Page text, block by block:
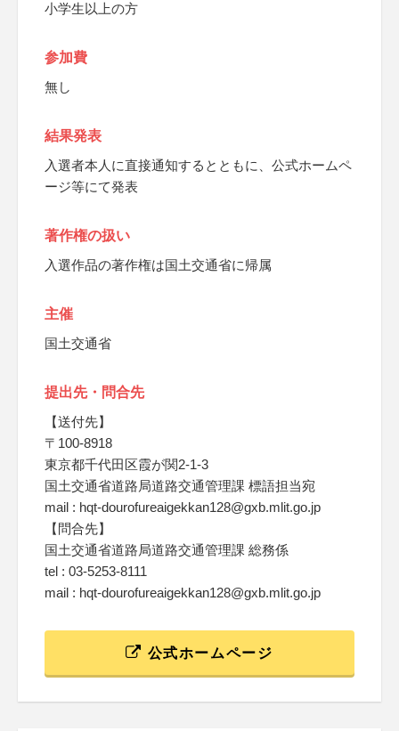
小学生以上の方
参加費
無し
結果発表
入選者本人に直接通知するとともに、公式ホームペ
ージ等にて発表
著作権の扱い
入選作品の著作権は国土交通省に帰属
主催
国土交通省
提出先・問合先
【送付先】
〒100-8918
東京都千代田区霞が関2-1-3
国土交通省道路局道路交通管理課 標語担当宛
mail : hqt-dourofureaigekkan128@gxb.mlit.go.jp
【問合先】
国土交通省道路局道路交通管理課 総務係
tel : 03-5253-8111
mail : hqt-dourofureaigekkan128@gxb.mlit.go.jp
公式ホームページ